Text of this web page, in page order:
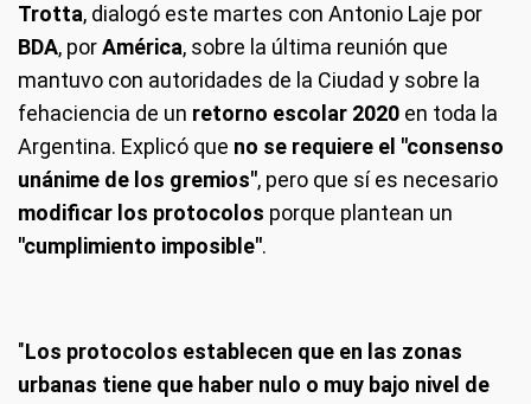
Trotta, dialogó este martes con Antonio Laje por
BDA, porAmérica, sobre la última reunión que
mantuvo con autoridades de la Ciudad y sobre la
fehaciencia de un retorno escolar 2020 en toda la
Argentina. Explicó que no se requiere el "consenso
unánime de los gremios", pero que sí es necesario
modificar los protocolos porque plantean un
"cumplimiento imposible".
"Los protocolos establecen que en las zonas
urbanas tiene que haber nulo o muy bajo nivel de